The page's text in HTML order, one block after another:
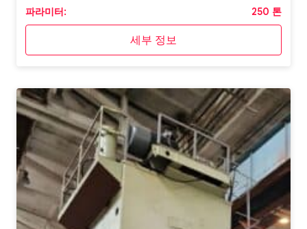
파라미터: 250 톤
세부 정보